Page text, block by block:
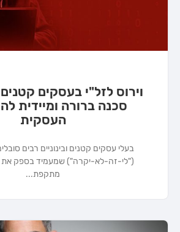
וירוס לזל"י בעסקים קטנים
סכנה ברורה ומיידית
העסקית
בעלי עסקים קטנים ובינוניים רבים
("לי-זה-לא-יקרה") שמעמיד בספק את
מתקפת